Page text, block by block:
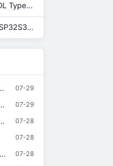
适配 MTK 快充！FS169ADL Type-A 快充芯片全新上线
这，这就开源了？小伙用ESP32S31，做了块迷你开发板……
07-29
07-29
07-28
07-28
07-28